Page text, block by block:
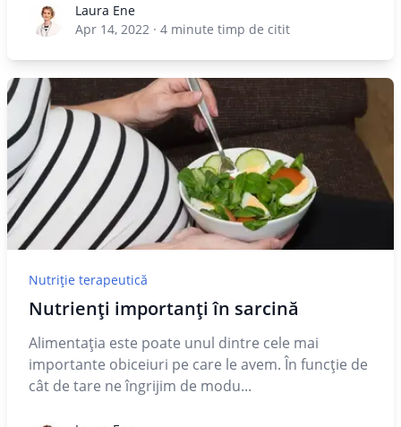
Laura EneLaura Ene
Apr 14, 2022 · 4 minute timp de citit
Nutriție terapeutică
Nutrienți importanți în sarcină
Alimentația este poate unul dintre cele mai
importante obiceiuri pe care le avem. În funcție de
cât de tare ne îngrijim de modu...